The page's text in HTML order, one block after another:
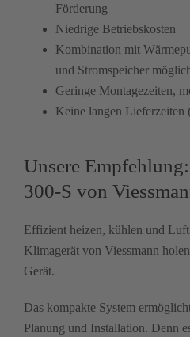
Förderung
Niedrige Betriebskosten
Kombination mit
und Stromspeicher
Geringe Montagezeiten,
Keine langen Lieferzeiten
Unsere
300-S von
Effizient heizen, kühlen und
Klimagerät von Viessmann
Gerät.
Das kompakte System
Planung und Installation. Denn